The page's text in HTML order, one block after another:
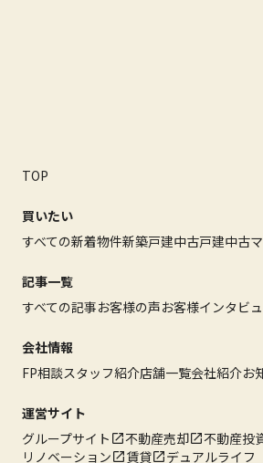
TOP
買いたい
すべての新着物件新築戸建中古戸建中古
記事一覧
すべての記事お客様の声お客様インタビ
会社情報
FP相談スタッフ紹介店舗一覧会社紹介お
運営サイト
グループサイト
不動産売却 不動産投
リノベーション
賃貸 デュアルライフ